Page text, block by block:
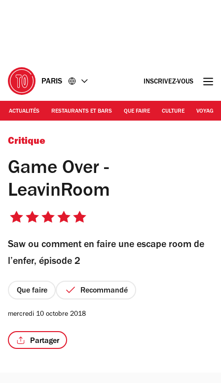
PARIS INSCRIVEZ-VOUS
ACTUALITÉS RESTAURANTS ET BARS QUE FAIRE CULTURE VOYAGE
© LeavinRoom - Game Over
Critique
Game Over -
LeavinRoom
5
5
étoiles
Saw ou comment en faire une escape room de
l’enfer, épisode 2
Que faire Recommandé
mercredi 10 octobre 2018
Partager